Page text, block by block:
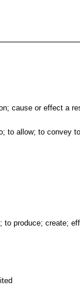
cause or effect a
to allow; to convey
to produce; create;